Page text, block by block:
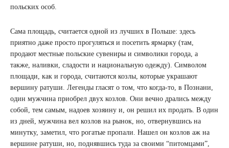
польских особ.
Сама площадь, считается одной из лучших в Польше: здесь
приятно даже просто прогуляться и посетить ярмарку (там,
продают местные польские сувениры и символики города, а
также, наливки, сладости и национальную одежду). Символом
площади, как и города, считаются козлы, которые украшают
вершину ратуши. Легенды гласят о том, что когда-то, в Познани,
один мужчина приобрел двух козлов. Они вечно дрались между
собой, тем самым, надоев хозяину и, он решил их продать. В один
из дней, мужчина вел козлов на рынок, но, отвернувшись на
минутку, заметил, что рогатые пропали. Нашел он козлов аж на
вершине ратуши, но, поднявшись туда за своими “питомцами”,